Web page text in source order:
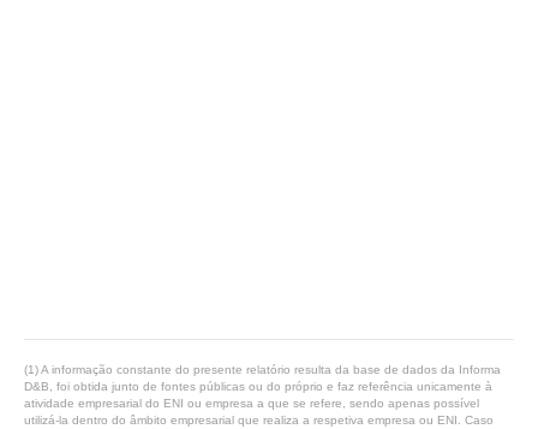
(1) A informação constante do presente relatório resulta da base de dados da Informa
D&B, foi obtida junto de fontes públicas ou do próprio e faz referência unicamente à
atividade empresarial do ENI ou empresa a que se refere, sendo apenas possível
utilizá-la dentro do âmbito empresarial que realiza a respetiva empresa ou ENI. Caso